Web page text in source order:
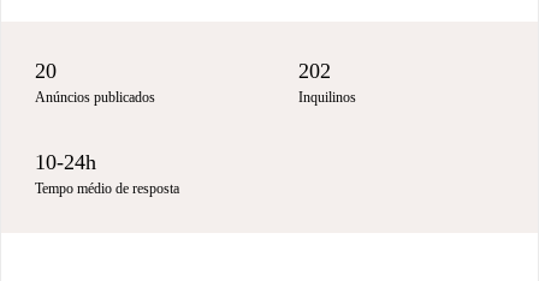
20
Anúncios publicados
202
Inquilinos
10-24h
Tempo médio de resposta